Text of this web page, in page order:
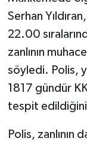
Serhan
22.00
zanlının
söyledi. Polis,
1817 gündür
tespit edildiğini
Polis, zanlının